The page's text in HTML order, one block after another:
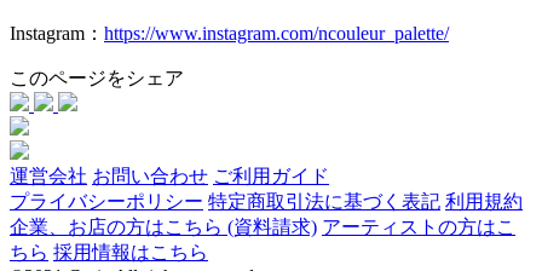
Instagram： https://www.instagram.com/ncouleur_palette/
このページをシェア
運営会社 お問い合わせ ご利用ガイド
プライバシーポリシー 特定商取引法に基づく表記 利用規約
企業、お店の方はこちら (資料請求) アーティストの方はこ
ちら 採用情報はこちら